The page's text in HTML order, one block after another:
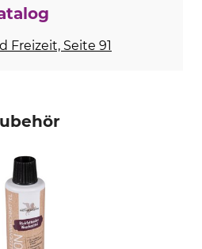
Nicht trockenreinigen
Jahreszeit
Freizeit, Seite 91